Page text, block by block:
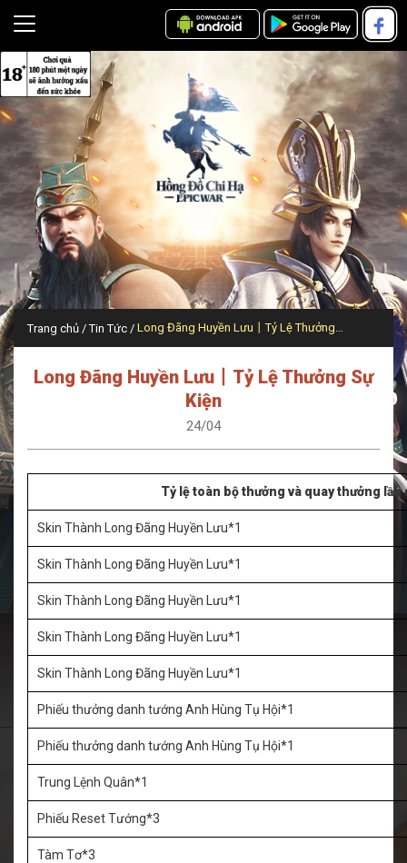
Trang chủ Tin Tức Long Đãng Huyền Lưu丨Tỷ Lệ Thưởng Sự Kiện
Long Đãng Huyền Lưu丨Tỷ Lệ Thưởng Sự
Kiện
24/04
Tỷ lệ toàn bộ thưởng và quay thưởng lần
Skin Thành Long Đãng Huyền Lưu*1
Skin Thành Long Đãng Huyền Lưu*1
Skin Thành Long Đãng Huyền Lưu*1
Skin Thành Long Đãng Huyền Lưu*1
Skin Thành Long Đãng Huyền Lưu*1
Phiếu thưởng danh tướng Anh Hùng Tụ Hội*1
Phiếu thưởng danh tướng Anh Hùng Tụ Hội*1
Trung Lệnh Quân*1
Phiếu Reset Tướng*3
Tàm Tơ*3